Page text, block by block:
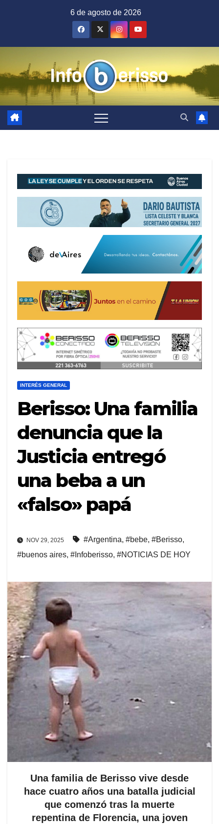
6 de agosto de 2026
INTERÉS GENERAL
Berisso: Una familia
denuncia que la
Justicia entregó
una beba a un
«falso» papá
NOV 29, 2025 #Argentina, #bebe, #Berisso,
#buenos aires, #Infoberisso, #NOTICIAS DE HOY
Una familia de Berisso vive desde
hace cuatro años una batalla judicial
que comenzó tras la muerte
repentina de Florencia, una joven